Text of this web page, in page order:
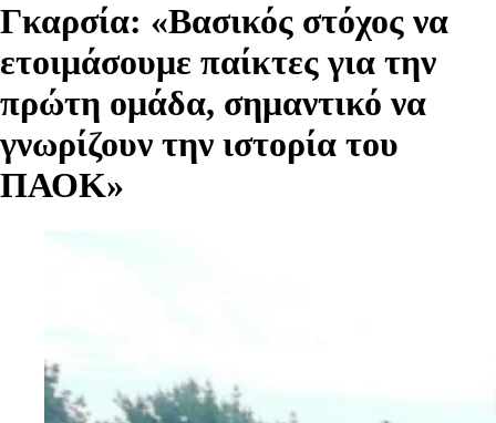
Γκαρσία: «Βασικός στόχος να
ετοιμάσουμε παίκτες για την
πρώτη ομάδα, σημαντικό να
γνωρίζουν την ιστορία του
ΠΑΟΚ»